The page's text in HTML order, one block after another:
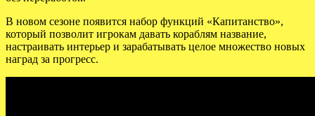
В новом сезоне появится набор функций «Капитанство»,
который позволит игрокам давать кораблям название,
настраивать интерьер и зарабатывать целое множество новых
наград за прогресс.